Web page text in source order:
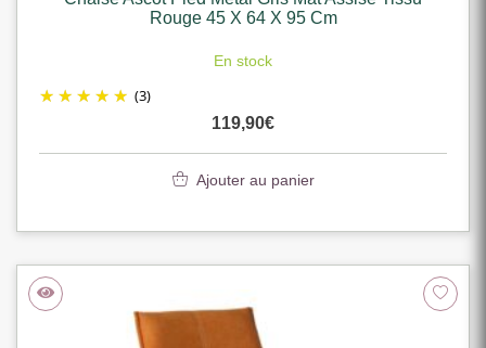
Rouge 45 X 64 X 95 Cm
En stock
(3)
119,90€
Ajouter au panier